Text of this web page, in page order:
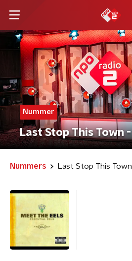
Nummer
Last Stop This Town -
Nummers Last Stop This Town